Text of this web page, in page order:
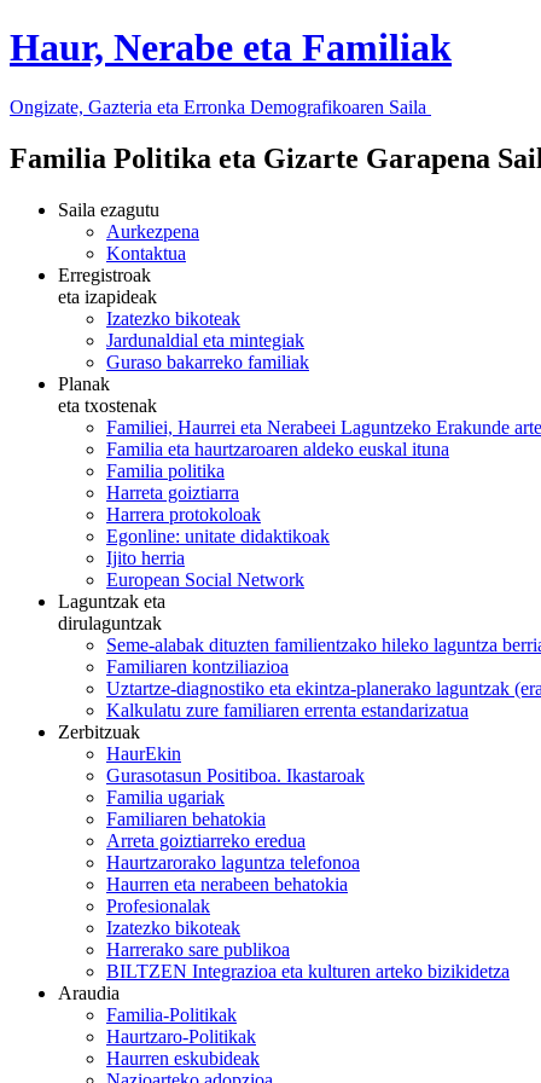
Haur, Nerabe eta Familiak
Ongizate, Gazteria eta Erronka Demografikoaren Saila
Familia Politika eta Gizarte Garapena
Saila ezagutu
Aurkezpena
Kontaktua
Erregistroak
eta izapideak
Izatezko bikoteak
Jardunaldial eta mintegiak
Guraso bakarreko familiak
Planak
eta txostenak
Familiei, Haurrei eta Nerabeei Laguntzeko Erakunde
Familia eta haurtzaroaren aldeko euskal ituna
Familia politika
Harreta goiztiarra
Harrera protokoloak
Egonline: unitate didaktikoak
Ijito herria
European Social Network
Laguntzak eta
dirulaguntzak
Seme-alabak dituzten familientzako hileko laguntza
Familiaren kontziliazioa
Uztartze-diagnostiko eta ekintza-planerako laguntzak
Kalkulatu zure familiaren errenta estandarizatua
Zerbitzuak
HaurEkin
Gurasotasun Positiboa. Ikastaroak
Familia ugariak
Familiaren behatokia
Arreta goiztiarreko eredua
Haurtzarorako laguntza telefonoa
Haurren eta nerabeen behatokia
Profesionalak
Izatezko bikoteak
Harrerako sare publikoa
BILTZEN Integrazioa eta kulturen arteko bizikidetza
Araudia
Familia-Politikak
Haurtzaro-Politikak
Haurren eskubideak